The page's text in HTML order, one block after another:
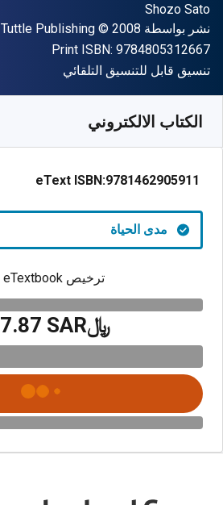
المؤلف (المؤلفون)
Shozo Sato
الناشر
نشر بواسطة Tuttle Publishing
حقوق الطبع والنشر © 2008
Print ISBN: 9784805312667
شكل
تنسيق قابل للتنسيق التلقائي
الكتاب الالكتروني
eText ISBN:9781462905911
مدى الحياة
ترخيص eTextbook
﷼‎107.87 SAR